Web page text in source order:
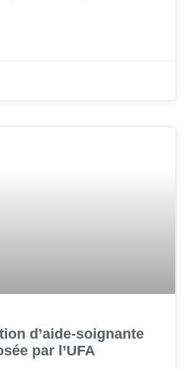
d’aide-soignante
par l’UFA